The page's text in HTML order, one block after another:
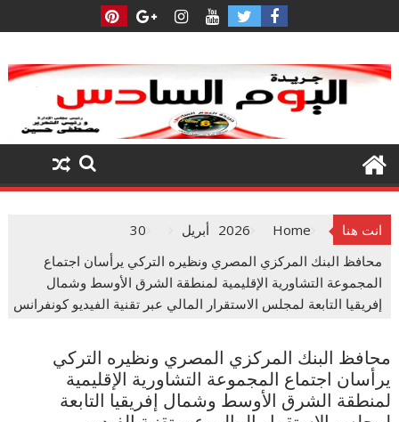
to
انت هنا Home
2026 أبريل
30
محافظ البنك المركزي المصري ونظيره التركي يرأسان اجتماع
المجموعة التشاورية الإقليمية لمنطقة الشرق الأوسط وشمال
إفريقيا التابعة لمجلس الاستقرار المالي عبر تقنية الفيديو كونفرانس
محافظ البنك المركزي المصري ونظيره التركي
يرأسان اجتماع المجموعة التشاورية الإقليمية
لمنطقة الشرق الأوسط وشمال إفريقيا التابعة